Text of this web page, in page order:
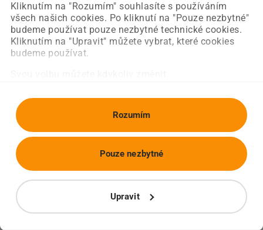
Kliknutím na "Rozumím" souhlasíte s používáním
všech našich cookies. Po kliknutí na "Pouze nezbytné"
budeme používat pouze nezbytné technické cookies.
Kliknutím na "Upravit" můžete vybrat, které cookies
budeme používat.
Rozumím
Upravit
Pouze nezbytné
Obnovit stránku Úvodní strana